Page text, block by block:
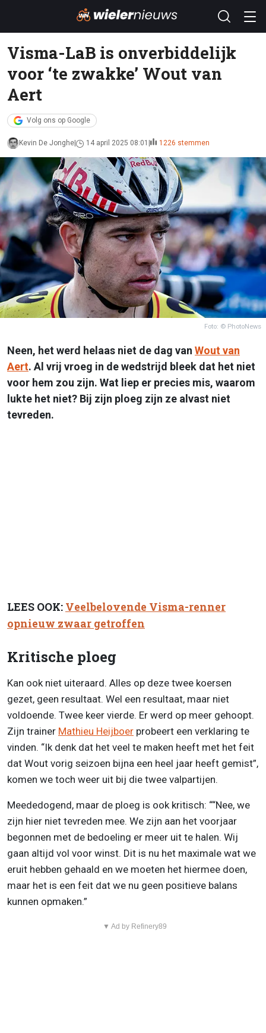
Visma-LaB is onverbiddelijk
voor ‘te zwakke’ Wout van
Aert
Volg ons op Google
Kevin De Jonghe 14 april 2025 08:01 1226 stemmen
Foto: © PhotoNews
Neen, het werd helaas niet de dag van Wout van
Aert. Al vrij vroeg in de wedstrijd bleek dat het niet
voor hem zou zijn. Wat liep er precies mis, waarom
lukte het niet? Bij zijn ploeg zijn ze alvast niet
tevreden.
LEES OOK: Veelbelovende Visma-renner
opnieuw zwaar getroffen
Kritische ploeg
Kan ook niet uiteraard. Alles op deze twee koersen
gezet, geen resultaat. Wel een resultaat, maar niet
voldoende. Twee keer vierde. Er werd op meer gehoopt.
Zijn trainer Mathieu Heijboer probeert een verklaring te
vinden. “Ik denk dat het veel te maken heeft met het feit
dat Wout vorig seizoen bijna een heel jaar heeft gemist”,
komen we toch weer uit bij die twee valpartijen.
Meededogend, maar de ploeg is ook kritisch: ““Nee, we
zijn hier niet tevreden mee. We zijn aan het voorjaar
begonnen met de bedoeling er meer uit te halen. Wij
gaan altijd vol voor winst. Dit is nu het maximale wat we
eruit hebben gehaald en we moeten het hiermee doen,
maar het is een feit dat we nu geen positieve balans
kunnen opmaken.”
▼ Ad by Refinery89